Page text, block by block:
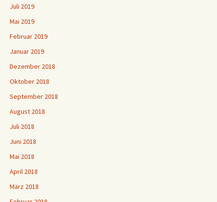
Juli 2019
Mai 2019
Februar 2019
Januar 2019
Dezember 2018
Oktober 2018
September 2018
August 2018
Juli 2018
Juni 2018
Mai 2018
April 2018
März 2018